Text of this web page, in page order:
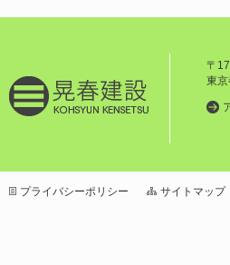
〒
東
プライバシーポリシー サイトマップ